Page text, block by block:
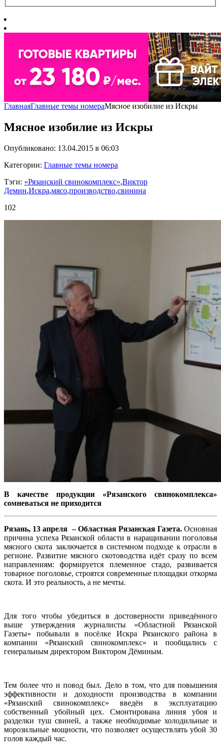
ГлавнаяГлавные темы номераМясное изобилие из Искры
Мясное изобилие из Искры
Опубликовано: 13.04.2015 в 06:03
Категории: Главные темы номера
Тэги: «Рязанский свинокомплекс»,Виктор
Демин,Искра,мясо,производство,свинина
102
В качестве продукции «Рязанского свинокомплекса»
сомневаться не приходится
Рязань, 13 апреля – Областная Рязанская Газета.Основная
причина успеха Рязанской области в наращивании поголовья
мясного скота заключается в системном подходе к отрасли в
регионе. Развитие мясного скотоводства идёт сразу по всем
направлениям: формируется племенное стадо, развивается
товарное поголовье, строятся современные площадки откорма
скота. И это реальность, а не мечты.
Для того чтобы убедиться в достоверности приведённого
выше утверждения журналисты «Областной Рязанской
Газеты» побывали в посёлке Искра Рязанского района в
компании «Рязанский свинокомплекс» и пообщались с
генеральным директором Виктором Дёминым.
Тем более что и повод был. Дело в том, что для повышения
эффективности и доходности производства в компании
«Рязанский свинокомплекс» введён в эксплуатацию
собственный убойный цех. Смонтирована линия убоя и
разделки туш свиней, а также необходимые холодильные и
морозильные мощности, что позволяет осуществлять убой 30
голов каждый час.